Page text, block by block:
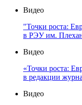
Видео
"Точки роста:
в РЭУ им.
Видео
«Точки роста:
в редакции
Видео